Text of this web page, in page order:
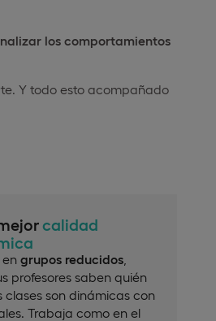
los comportamientos
Y todo esto acompañado
calidad
grupos reducidos
profesores saben quién
clases son dinámicas con
Trabaja como en el